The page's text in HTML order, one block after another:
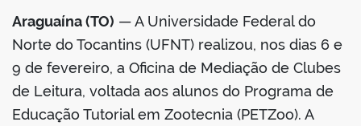
Araguaína (TO) — A Universidade Federal do
Norte do Tocantins (UFNT) realizou, nos dias 6 e
9 de fevereiro, a Oficina de Mediação de Clubes
de Leitura, voltada aos alunos do Programa de
Educação Tutorial em Zootecnia (PETZoo). A